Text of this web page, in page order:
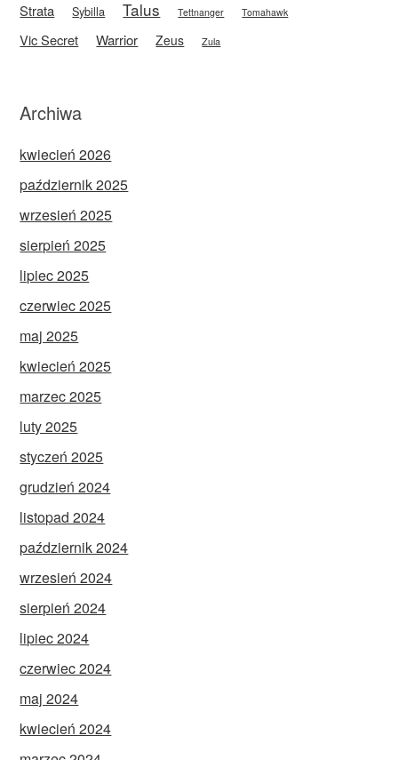
Strata Sybilla Talus Tettnanger Tomahawk
Vic Secret Warrior Zeus Zula
Archiwa
kwiecień 2026
październik 2025
wrzesień 2025
sierpień 2025
lipiec 2025
czerwiec 2025
maj 2025
kwiecień 2025
marzec 2025
luty 2025
styczeń 2025
grudzień 2024
listopad 2024
październik 2024
wrzesień 2024
sierpień 2024
lipiec 2024
czerwiec 2024
maj 2024
kwiecień 2024